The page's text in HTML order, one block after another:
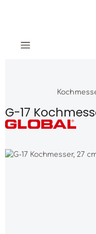
Zum Hauptinhalt
G-17
Bildergalerie